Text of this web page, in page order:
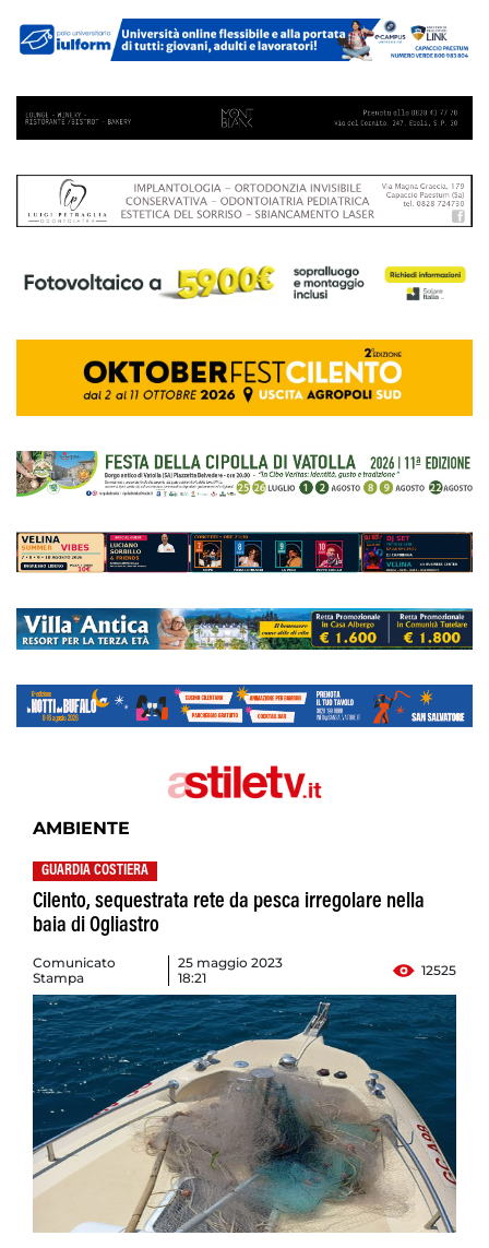
AMBIENTE
GUARDIA COSTIERA
Cilento, sequestrata rete da pesca irregolare nella
baia di Ogliastro
Comunicato
Stampa
25 maggio 2023
18:21
12525